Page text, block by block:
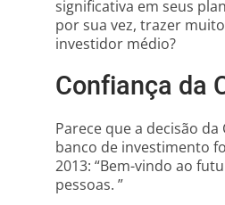
significativa em seus
por sua vez, trazer
investidor médio?
Confiança da
Parece que a decisão
banco de investimento
2013: “Bem-vindo ao
pessoas. ”